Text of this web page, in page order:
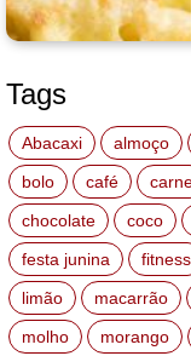
Tags
Abacaxi almoço
bolo
café
chocolate
coco
festa junina
fitness
limão
macarrão
molho
morango